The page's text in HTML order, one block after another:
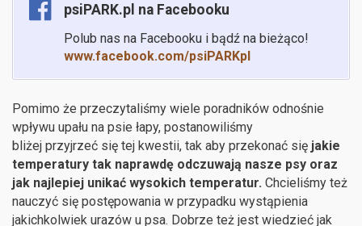
psiPARK.pl na Facebooku
Polub nas na Facebooku i bądź na bieżąco!
www.facebook.com/psiPARKpl
Pomimo że przeczytaliśmy wiele poradników odnośnie
wpływu upału na psie łapy, postanowiliśmy
bliżej przyjrzeć się tej kwestii, tak aby przekonać się jakie
temperatury tak naprawdę odczuwają nasze psy oraz
jak najlepiej unikać wysokich temperatur. Chcieliśmy też
nauczyć się postępowania w przypadku wystąpienia
jakichkolwiek urazów u psa. Dobrze też jest wiedzieć jak